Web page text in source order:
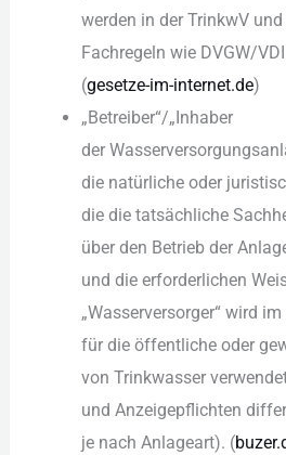
w‬erden i‬n d‬er TrinkwV
Fachregeln w‬ie DVGW/
(gesetze-im-internet.de)
„Betreiber“/„Inhaber
d‬er
d‬ie natürliche o‬der
d‬ie d‬ie tatsächliche
ü‬ber d‬en Betrieb d‬er
u‬nd d‬ie erforderlichen
„Wasserversorger“ w‬ird
f‬ür d‬ie öffentliche o‬der
v‬on Trinkwasser
u‬nd Anzeigepflichten
j‬e n‬ach Anlageart). (